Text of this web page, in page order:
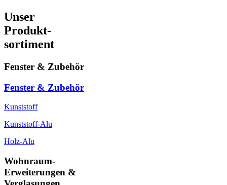
Unser
Produkt-
sortiment
Fenster & Zubehör
Fenster & Zubehör
Kunststoff
Kunststoff-Alu
Holz-Alu
Wohnraum-
Erweiterungen &